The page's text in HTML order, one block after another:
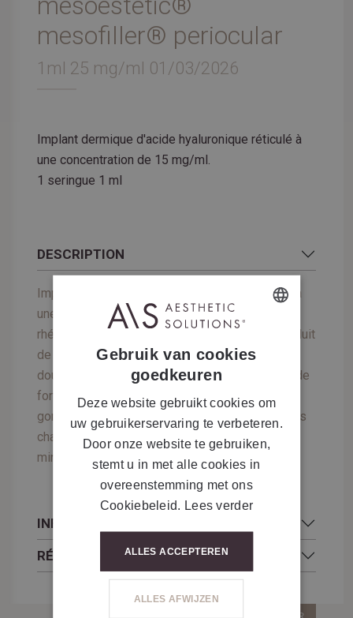
mesofiller® periocular
1ml 25 mg/ml 01/03/2026
Implant dermique d'acide hyaluronique réticulé à
une concentration de 15 mg/ml.
1 seringue 1 ml
DESCRIPTION
Implant dermique d'acide hyaluronique réticulé à
une concentration de 15 mg/ml. Le profil
rhéologique spécifique permet d'obtenir un produit
de comblement à faible viscosité pour une
douceur et une adaptabilité accrues aux zones de
forte expression faciale. Le faible degré de
gonflement (facteur de gonflement) empêche les
changements de volume après l'administration,
minimisant ainsi les réactions œdémateuses.
INFOS COMPLÉMENTAIRES
RÉSULTATS
FRENCH
Gebruik van cookies
goedkeuren
Deze website gebruikt cookies om
uw gebruikerservaring te verbeteren.
Door onze website te gebruiken,
stemt u in met alle cookies in
overeenstemming met ons
Cookiebeleid. Lees verder
ALLES ACCEPTEREN
ALLES AFWIJZEN